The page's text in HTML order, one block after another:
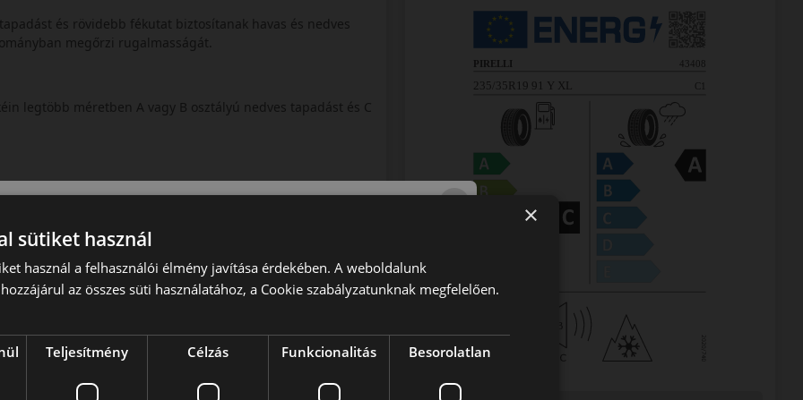
és rövidebb fékutat biztosítanak havas és nedves
megőrzi rugalmasságát.
legtöbb méretben A vagy B osztályú nedves tapadást és C
amely csendes és kényelmes utazást biztosít.
komfort és az egész éves használhatóság.
technológiákat kínálja, prémium szintű biztonságot és
az alacsony zajszint és a 3PMSF minősítés.
×
sütiket használ
használ a felhasználói élmény javítása érdekében. A weboldalunk
az összes süti használatához, a Cookie szabályzatunknak megfelelően.
Teljesítmény Célzás Funkcionalitás Besorolatlan